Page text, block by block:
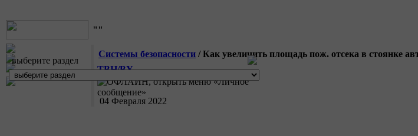
выберите раздел
""
Системы безопасности / Как увеличить площадь пож. отсека в стоянке
TBH/BY
04 Февраля 2022